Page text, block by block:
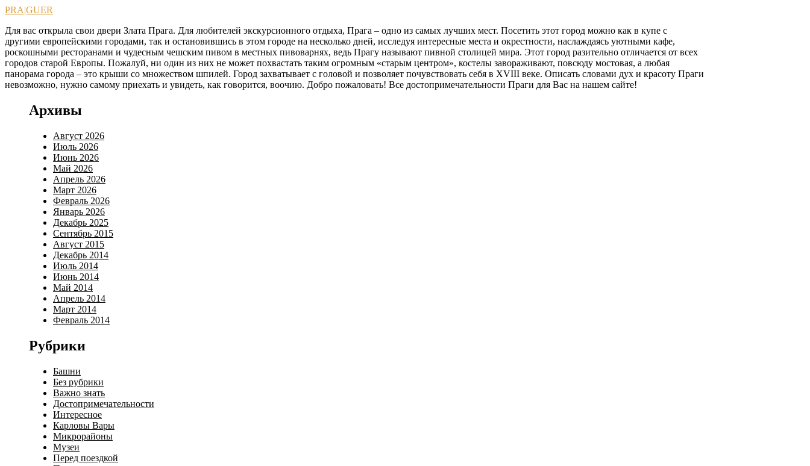
Перейти
содержимому
PRA|GUER
Для вас открыла свои двери Злата Прага. Для любителей экскурсионного отдыха, Прага – одно из самых лучших мест. Посетить этот город можно как в купе с
другими европейскими городами, так и остановившись в этом городе на несколько дней, исследуя интересные места и окрестности, наслаждаясь уютными кафе,
роскошными ресторанами и чудесным чешским пивом в местных пивоварнях, ведь Прагу называют пивной столицей мира. Этот город разительно отличается от всех
городов старой Европы. Пожалуй, ни один из них не может похвастать таким огромным «старым центром», костелы завораживают, повсюду мостовая, а любая
панорама города – это крыши со множеством шпилей. Город захватывает с головой и позволяет почувствовать себя в XVIII веке. Описать словами дух и красоту Праги
невозможно, нужно самому приехать и увидеть, как говорится, воочию. Добро пожаловать! Все достопримечательности Праги для Вас на нашем сайте!
Архивы
Август 2026
Июль 2026
Июнь 2026
Май 2026
Апрель 2026
Март 2026
Февраль 2026
Январь 2026
Декабрь 2025
Сентябрь 2015
Август 2015
Декабрь 2014
Июль 2014
Июнь 2014
Май 2014
Апрель 2014
Март 2014
Февраль 2014
Рубрики
Башни
Без рубрики
Важно знать
Достопримечательности
Интересное
Карловы Вары
Микрорайоны
Музеи
Перед поездкой